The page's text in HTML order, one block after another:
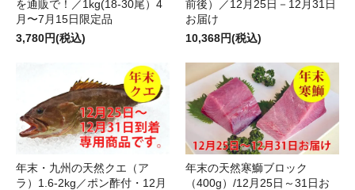
を通販で！／1kg(18-30尾）4
月〜7月15日限定品
3,780円(税込)
前後）／12月25日－12月31日
お届け
10,368円(税込)
年末・九州の天然クエ（ア
ラ）1.6-2kg／ポン酢付・12月
年末の天然寒鰤ブロック
（400g）/12月25日～31日お